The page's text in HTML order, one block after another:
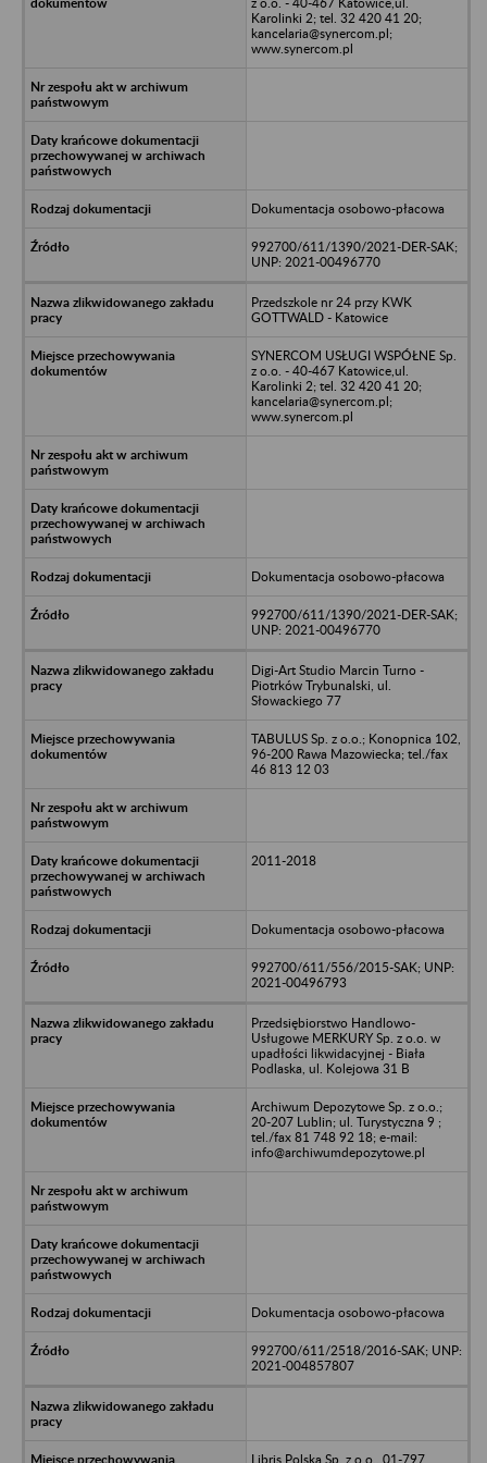
Karolinki 2; tel. 32 420 41 20;
kancelaria@synercom.pl;
www.synercom.pl
Dokumentacja osobowo-płacowa
992700/611/1390/2021-DER-SAK;
UNP: 2021-00496770
Przedszkole nr 24 przy KWK
GOTTWALD - Katowice
SYNERCOM USŁUGI WSPÓŁNE Sp.
z o.o. - 40-467 Katowice,ul.
Karolinki 2; tel. 32 420 41 20;
kancelaria@synercom.pl;
www.synercom.pl
Dokumentacja osobowo-płacowa
992700/611/1390/2021-DER-SAK;
UNP: 2021-00496770
Digi-Art Studio Marcin Turno -
Piotrków Trybunalski, ul.
Słowackiego 77
TABULUS Sp. z o.o.; Konopnica 102,
96-200 Rawa Mazowiecka; tel./fax
46 813 12 03
2011-2018
Dokumentacja osobowo-płacowa
992700/611/556/2015-SAK; UNP:
2021-00496793
Przedsiębiorstwo Handlowo-
Usługowe MERKURY Sp. z o.o. w
upadłości likwidacyjnej - Biała
Podlaska, ul. Kolejowa 31 B
Archiwum Depozytowe Sp. z o.o.;
20-207 Lublin; ul. Turystyczna 9 ;
tel./fax 81 748 92 18; e-mail:
info@archiwumdepozytowe.pl
Dokumentacja osobowo-płacowa
992700/611/2518/2016-SAK; UNP:
2021-004857807
Libris Polska Sp. z o.o., 01-797